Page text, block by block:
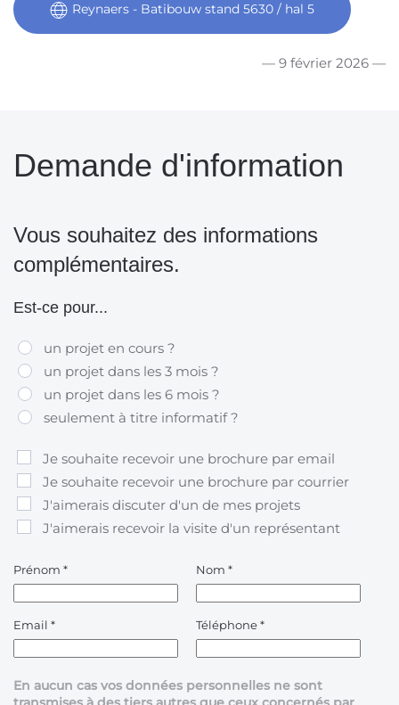
Reynaers - Batibouw stand 5630 / hal 5
— 9 février 2026 —
Demande d'information
Vous souhaitez des informations
complémentaires.
Est-ce pour...
un projet en cours ?
un projet dans les 3 mois ?
un projet dans les 6 mois ?
seulement à titre informatif ?
Je souhaite recevoir une brochure par email
Je souhaite recevoir une brochure par courrier
J'aimerais discuter d'un de mes projets
J'aimerais recevoir la visite d'un représentant
Prénom * Nom *
Email * Téléphone*
En aucun cas vos données personnelles ne sont